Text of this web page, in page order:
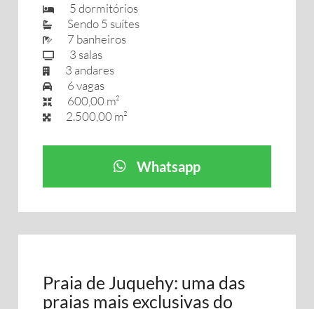
5 dormitórios
Sendo 5 suítes
7 banheiros
3 salas
3 andares
6 vagas
600,00 m²
2.500,00 m²
Whatsapp
Praia de Juquehy: uma das
praias mais exclusivas do